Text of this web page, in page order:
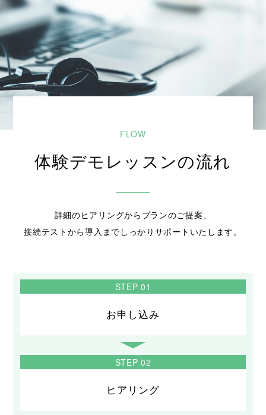
体験デモレッスンの流れ
詳細のヒアリングからプランのご提案、
接続テストから導入までしっかりサポートいたします。
STEP 01
お申し込み
STEP 02
ヒアリング